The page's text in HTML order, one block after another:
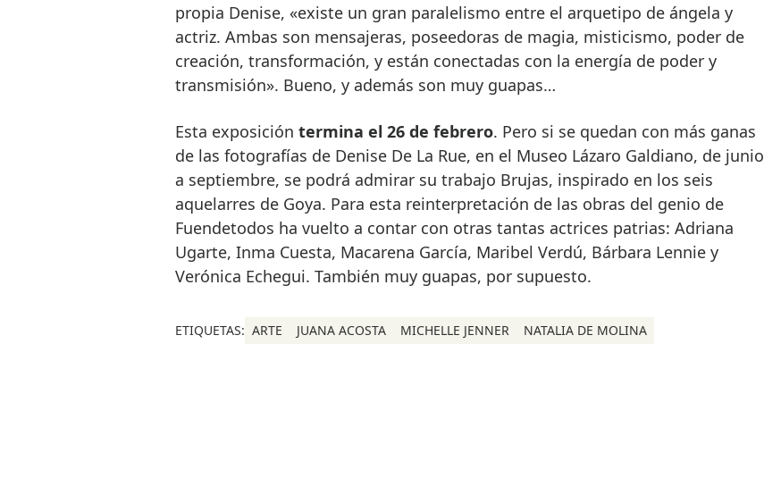
propia Denise, «existe un gran paralelismo entre el arquetipo de ángela y
actriz. Ambas son mensajeras, poseedoras de magia, misticismo, poder de
creación, transformación, y están conectadas con la energía de poder y
transmisión». Bueno, y además son muy guapas…
Esta exposición termina el 26 de febrero. Pero si se quedan con más ganas
de las fotografías de Denise De La Rue, en el Museo Lázaro Galdiano, de junio
a septiembre, se podrá admirar su trabajo Brujas, inspirado en los seis
aquelarres de Goya. Para esta reinterpretación de las obras del genio de
Fuendetodos ha vuelto a contar con otras tantas actrices patrias: Adriana
Ugarte, Inma Cuesta, Macarena García, Maribel Verdú, Bárbara Lennie y
Verónica Echegui. También muy guapas, por supuesto.
ETIQUETAS: ARTE JUANA ACOSTA MICHELLE JENNER NATALIA DE MOLINA